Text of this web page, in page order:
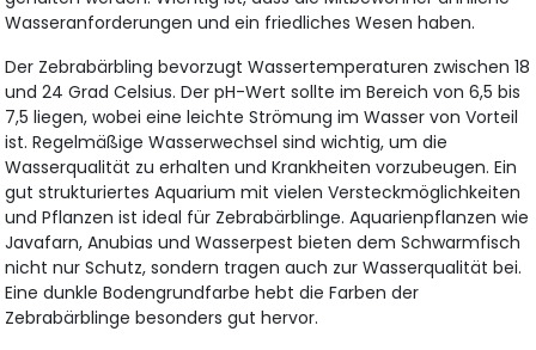
Wasseranforderungen und ein friedliches Wesen haben.
Der Zebrabärbling bevorzugt Wassertemperaturen zwischen 18
und 24 Grad Celsius. Der pH-Wert sollte im Bereich von 6,5 bis
7,5 liegen, wobei eine leichte Strömung im Wasser von Vorteil
ist. Regelmäßige Wasserwechsel sind wichtig, um die
Wasserqualität zu erhalten und Krankheiten vorzubeugen. Ein
gut strukturiertes Aquarium mit vielen Versteckmöglichkeiten
und Pflanzen ist ideal für Zebrabärblinge. Aquarienpflanzen wie
Javafarn, Anubias und Wasserpest bieten dem Schwarmfisch
nicht nur Schutz, sondern tragen auch zur Wasserqualität bei.
Eine dunkle Bodengrundfarbe hebt die Farben der
Zebrabärblinge besonders gut hervor.